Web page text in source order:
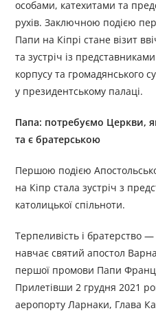
особами, катехитами та
рухів. Заключною подією
Папи на Кіпрі стане візит
та зустріч із
корпусу та громадянського
у президентському палаці.
Папа: потребуємо Церкви,
та є братерською
Першою подією
на Кіпр стала зустріч з
католицької спільноти.
Терпеливість і братерство
навчає святий апостол
першої промови Папи
Прилетівши 2 грудня 2021
аеропорту Ларнаки, Глава